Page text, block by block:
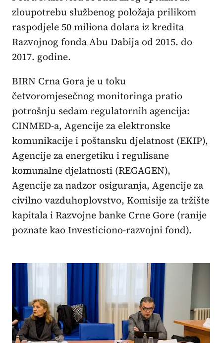
zloupotrebu službenog položaja prilikom
raspodjele 50 miliona dolara iz kredita
Razvojnog fonda Abu Dabija od 2015. do
2017. godine.
BIRN Crna Gora je u toku
četvoromjesečnog monitoringa pratio
potrošnju sedam regulatornih agencija:
CINMED-a, Agencije za elektronske
komunikacije i poštansku djelatnost (EKIP),
Agencije za energetiku i regulisane
komunalne djelatnosti (REGAGEN),
Agencije za nadzor osiguranja, Agencije za
civilno vazduhoplovstvo, Komisije za tržište
kapitala i Razvojne banke Crne Gore (ranije
poznate kao Investiciono-razvojni fond).